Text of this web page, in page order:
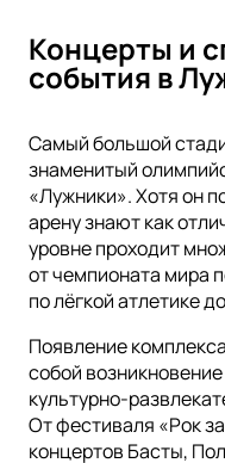
Концерты и
события в
Самый большой
знаменитый
«Лужники». Хотя он
арену знают как
уровне проходит
от чемпионата мира
по лёгкой атлетике
Появление
собой
культурно-
От фестиваля «Рок
концертов Басты,